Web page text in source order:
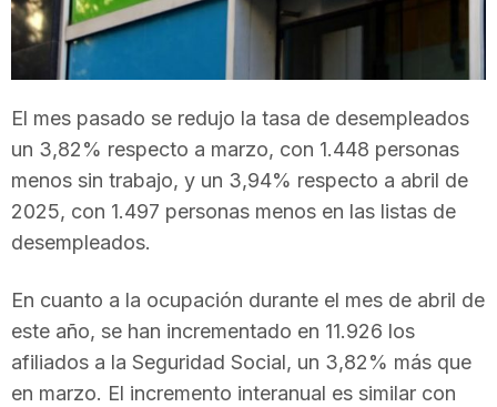
a
a
g
El mes pasado se redujo la tasa de desempleados
un 3,82% respecto a marzo, con 1.448 personas
menos sin trabajo, y un 3,94% respecto a abril de
2025, con 1.497 personas menos en las listas de
desempleados.
En cuanto a la ocupación durante el mes de abril de
este año, se han incrementado en 11.926 los
afiliados a la Seguridad Social, un 3,82% más que
en marzo. El incremento interanual es similar con